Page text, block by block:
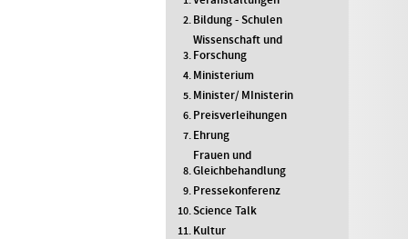
Bildung - Schulen
Wissenschaft und
Forschung
Ministerium
Minister/ MInisterin
Preisverleihungen
Ehrung
Frauen und
Gleichbehandlung
Pressekonferenz
Science Talk
Kultur